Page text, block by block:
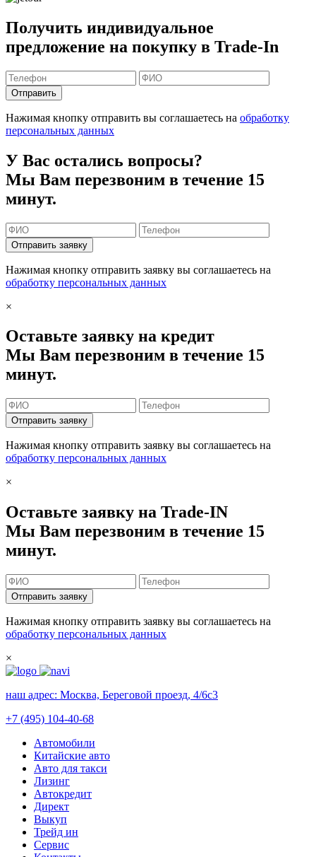
Получить индивидуальное
предложение на покупку в Trade-In
Отправить
Нажимая кнопку отправить вы соглашаетесь на обработку
персональных данных
У Вас остались вопросы?
Мы Вам перезвоним в течение 15
минут.
Отправить заявку
Нажимая кнопку отправить заявку вы соглашаетесь на
обработку персональных данных
×
Оставьте заявку на кредит
Мы Вам перезвоним в течение 15
минут.
Отправить заявку
Нажимая кнопку отправить заявку вы соглашаетесь на
обработку персональных данных
×
Оставьте заявку на Trade-IN
Мы Вам перезвоним в течение 15
минут.
Отправить заявку
Нажимая кнопку отправить заявку вы соглашаетесь на
обработку персональных данных
×
наш адрес: Москва, Береговой проезд, 4/6с3
+7 (495) 104-40-68
Автомобили
Китайские авто
Авто для такси
Лизинг
Автокредит
Директ
Выкуп
Трейд ин
Сервис